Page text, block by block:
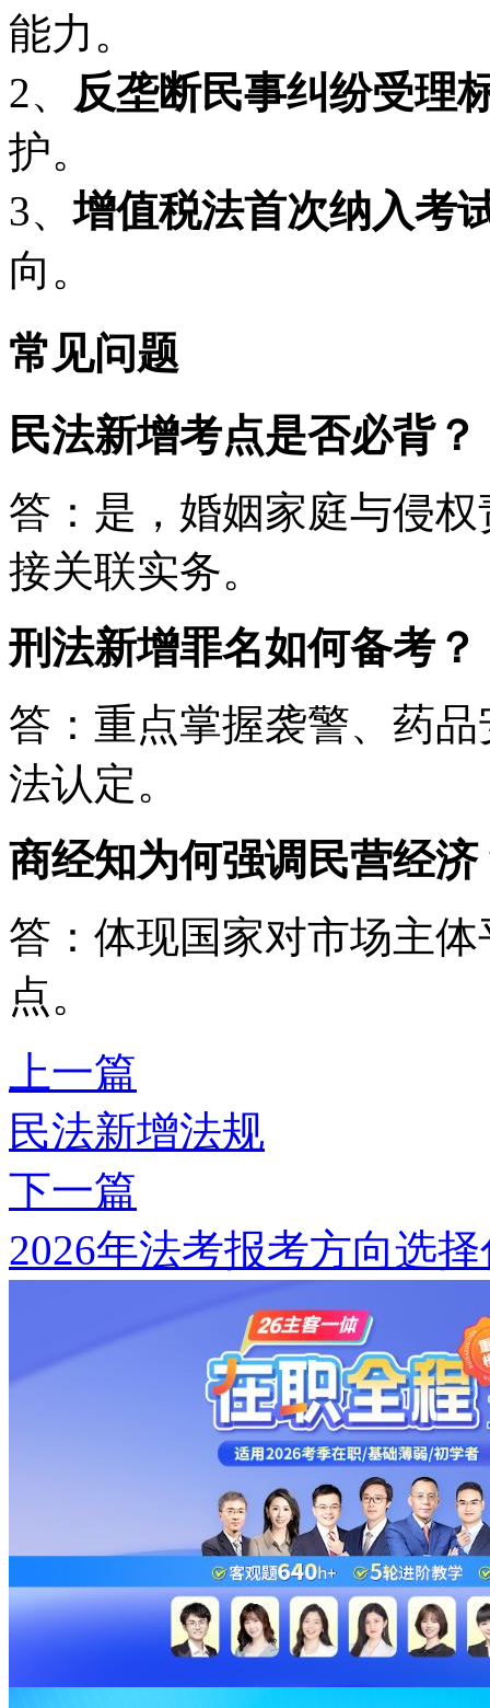
能力。
2、 反垄断民事纠纷受理
护。
3、增值税法首次纳入考
向。
常见问题
民法新增考点是否必背？
答：是，婚姻家庭与侵
接关联实务。
刑法新增罪名如何备考？
答：重点掌握袭警、药
法认定。
商经知为何强调民营经济
答：体现国家对市场主
点。
上一篇
民法新增法规
下一篇
2026年法考报考方向选